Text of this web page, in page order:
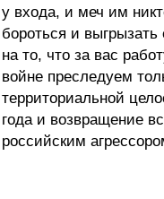
у входа, и меч им
бороться и
на то, что за вас
войне преследуем
территориальной
года и возвращение
российским